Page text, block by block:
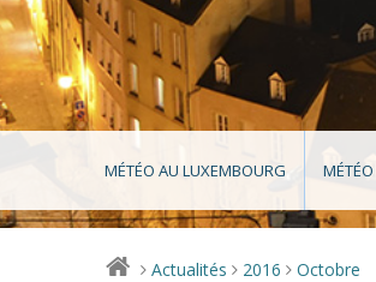
MÉTÉO AU LUXEMBOURG
> Actualités > 2016 > Octobre